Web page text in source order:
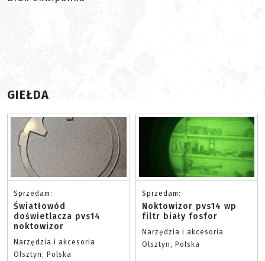
GIEŁDA
Sprzedam:
Światłowód
doświetlacza pvs14
noktowizor
Narzędzia i akcesoria
Olsztyn, Polska
Sprzedam:
Noktowizor pvs14 wp
filtr biały fosfor
Narzędzia i akcesoria
Olsztyn, Polska